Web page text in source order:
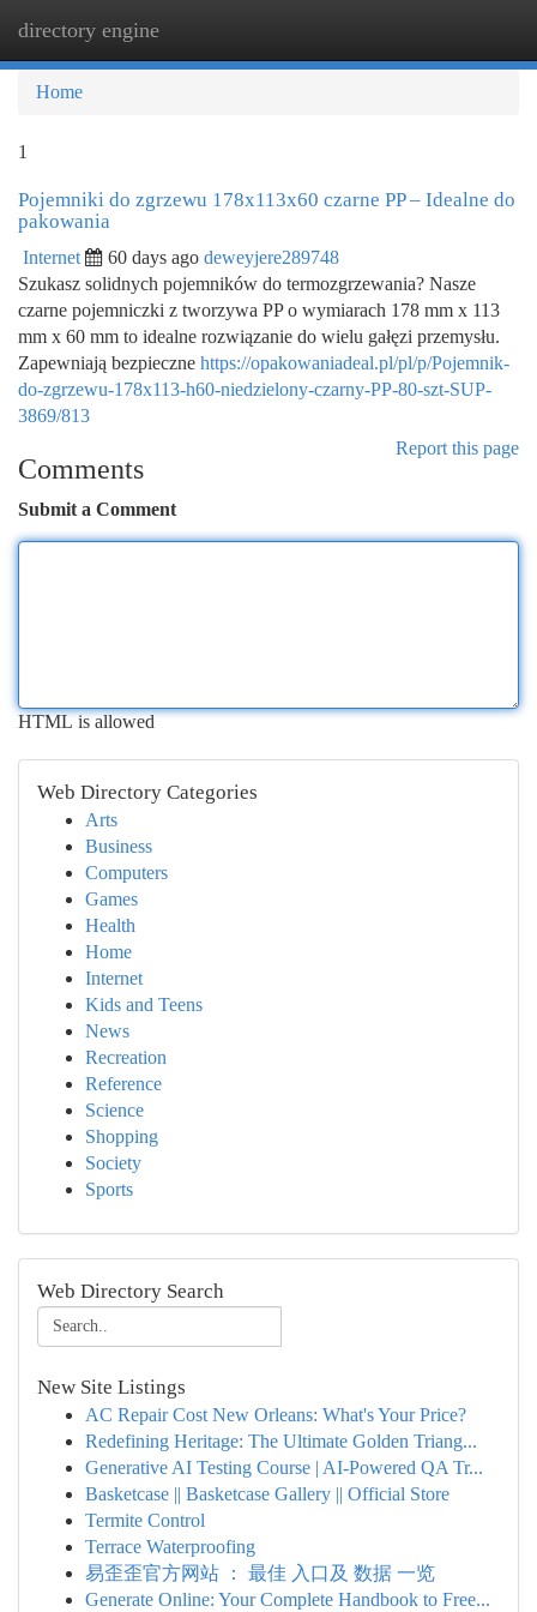
directory engine
Home
1
Pojemniki do zgrzewu 178x113x60 czarne PP – Idealne do
pakowania
Internet 60 days ago deweyjere289748
Szukasz solidnych pojemników do termozgrzewania? Nasze
czarne pojemniczki z tworzywa PP o wymiarach 178 mm x 113
mm x 60 mm to idealne rozwiązanie do wielu gałęzi przemysłu.
Zapewniają bezpieczne https://opakowaniadeal.pl/pl/p/Pojemnik-
do-zgrzewu-178x113-h60-niedzielony-czarny-PP-80-szt-SUP-
3869/813
Report this page
Comments
Submit a Comment
HTML is allowed
Web Directory Categories
Arts
Business
Computers
Games
Health
Home
Internet
Kids and Teens
News
Recreation
Reference
Science
Shopping
Society
Sports
Web Directory Search
New Site Listings
AC Repair Cost New Orleans: What's Your Price?
Redefining Heritage: The Ultimate Golden Triang...
Generative AI Testing Course | AI-Powered QA Tr...
Basketcase || Basketcase Gallery || Official Store
Termite Control
Terrace Waterproofing
易歪歪官方网站 ： 最佳 入口及 数据 一览
Generate Online: Your Complete Handbook to Free...